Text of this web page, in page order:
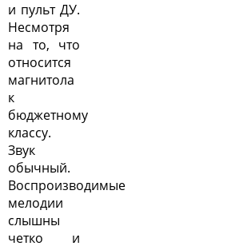
и пульт ДУ.
Несмотря
на то, что
относится
магнитола
к
бюджетному
классу.
Звук
обычный.
Воспроизводимые
мелодии
слышны
четко и